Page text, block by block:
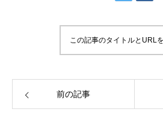
この記事のタイトルとURL
前の記事